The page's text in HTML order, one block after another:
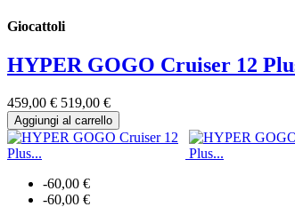
Giocattoli
HYPER GOGO Cruiser 12
459,00 € 519,00 €
Aggiungi al carrello
-60,00 €
-60,00 €